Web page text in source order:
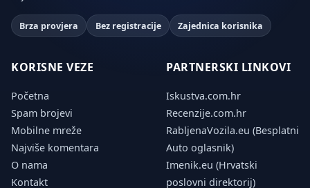
Brza provjera Bez registracije Zajednica korisnika
KORISNE VEZE
Početna
Spam brojevi
Mobilne mreže
Najviše komentara
O nama
Kontakt
PARTNERSKI LINKOVI
Iskustva.com.hr
Recenzije.com.hr
RabljenaVozila.eu (Besplatni
Auto oglasnik)
Imenik.eu (Hrvatski
poslovni direktorij)